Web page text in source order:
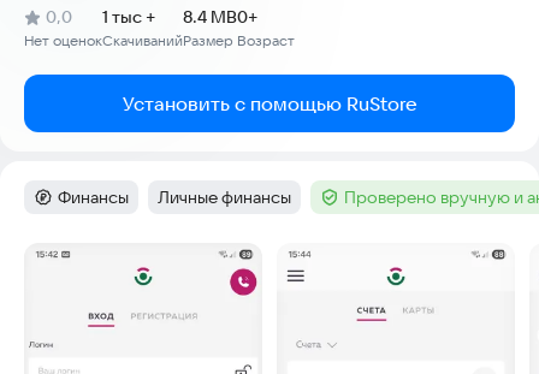
Рейтинг:
0,0
(
Нет оценок
)
Скачиваний
1 тыс +
Размер
8.4 MB
Возраст
0+
Установить с помощью RuStore
Категория:
Финансы Тег:
Личные финансы Тег :Проверено вручную и
Скриншоты